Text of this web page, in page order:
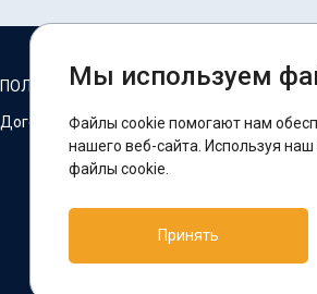
ПОЛИТИКА COOKIES
Договор оферты
Мы в
Facebook
Поддержка:
Telegram-бот
Мы используем
Файлы cookie помогают нам
нашего веб-сайта. Используя
файлы cookie.
Принять